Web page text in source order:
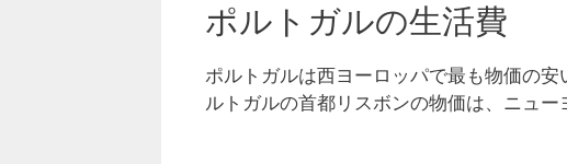
ポルトガルの生活費
ポルトガルは西ヨーロッパで最も物価の
ルトガルの首都リスボンの物価は、ニュ